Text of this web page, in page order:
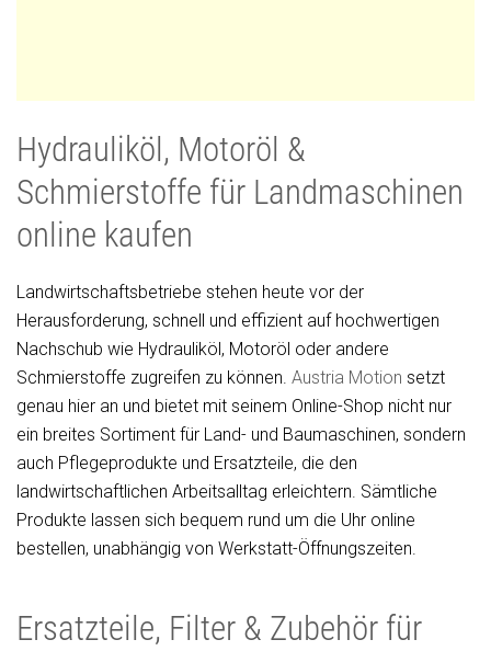
Hydrauliköl, Motoröl &
Schmierstoffe für Landmaschinen
online kaufen
Landwirtschaftsbetriebe stehen heute vor der
Herausforderung, schnell und effizient auf hochwertigen
Nachschub wie Hydrauliköl, Motoröl oder andere
Schmierstoffe zugreifen zu können. Austria Motion setzt
genau hier an und bietet mit seinem Online-Shop nicht nur
ein breites Sortiment für Land- und Baumaschinen, sondern
auch Pflegeprodukte und Ersatzteile, die den
landwirtschaftlichen Arbeitsalltag erleichtern. Sämtliche
Produkte lassen sich bequem rund um die Uhr online
bestellen, unabhängig von Werkstatt-Öffnungszeiten.
Ersatzteile, Filter & Zubehör für